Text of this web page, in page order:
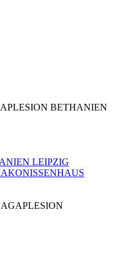
BETHANIEN
LEIPZIG
AGAPLESION